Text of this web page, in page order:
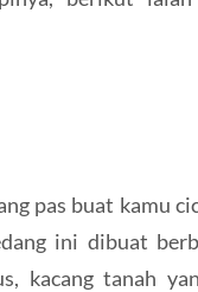
pas buat kamu
ini dibuat
kacang tanah